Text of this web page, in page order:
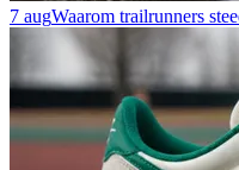
7 augWaarom trailrunners